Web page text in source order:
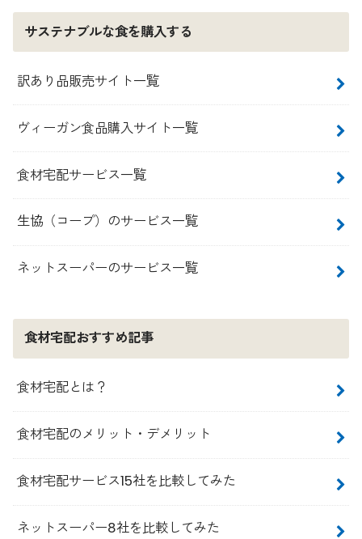
サステナブルな食を購入する
訳あり品販売サイト一覧
ヴィーガン食品購入サイト一覧
食材宅配サービス一覧
生協（コープ）のサービス一覧
ネットスーパーのサービス一覧
食材宅配おすすめ記事
食材宅配とは？
食材宅配のメリット・デメリット
食材宅配サービス15社を比較してみた
ネットスーパー8社を比較してみた